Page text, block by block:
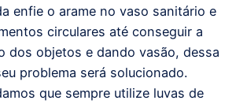
enfie o arame no vaso sanitário e
circulares até conseguir a
dos objetos e dando vasão, dessa
problema será solucionado.
que sempre utilize luvas de